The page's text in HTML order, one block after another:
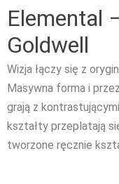
Elemental
Goldwell
Wizja łączy się z
Masywna forma i
grają z
kształty przeplatają
tworzone ręcznie